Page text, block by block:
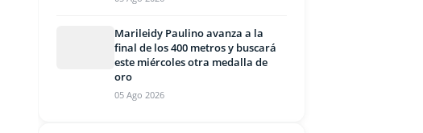
Marileidy Paulino avanza a la
final de los 400 metros y buscará
este miércoles otra medalla de
oro
05 Ago 2026